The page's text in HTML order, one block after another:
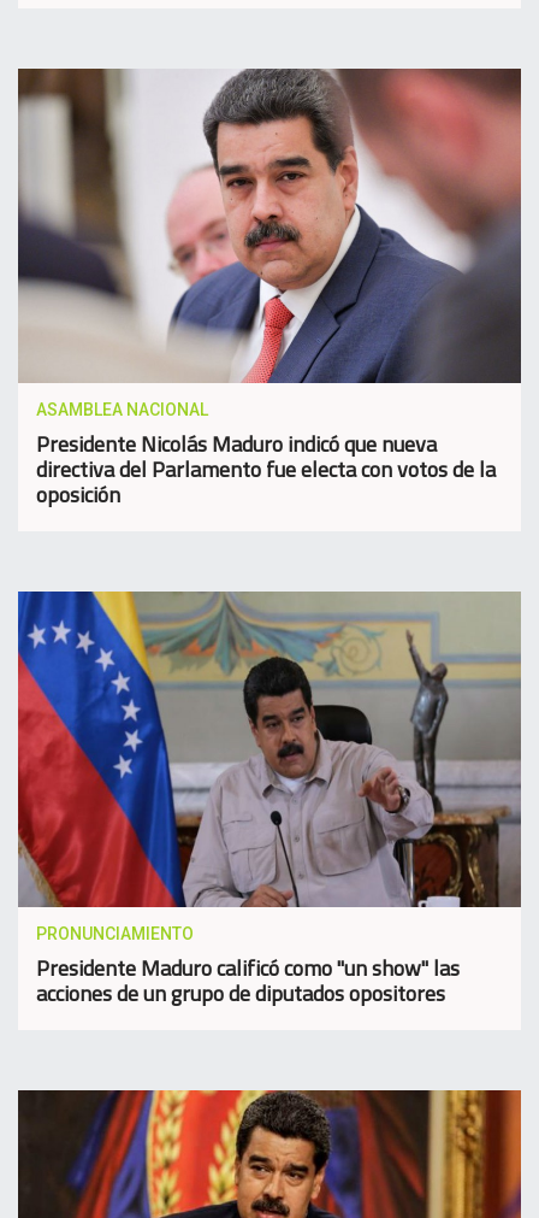
ASAMBLEA NACIONAL
Presidente Nicolás Maduro indicó que nueva
directiva del Parlamento fue electa con votos de la
oposición
PRONUNCIAMIENTO
Presidente Maduro calificó como "un show" las
acciones de un grupo de diputados opositores